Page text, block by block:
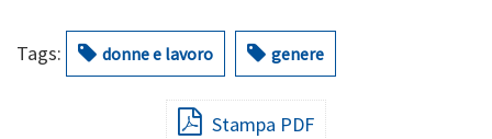
Tags: donne e lavoro genere
Stampa PDF